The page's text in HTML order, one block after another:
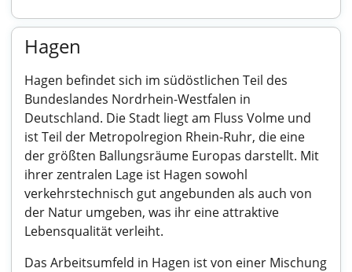
Hagen
Hagen befindet sich im südöstlichen Teil des
Bundeslandes Nordrhein-Westfalen in
Deutschland. Die Stadt liegt am Fluss Volme und
ist Teil der Metropolregion Rhein-Ruhr, die eine
der größten Ballungsräume Europas darstellt. Mit
ihrer zentralen Lage ist Hagen sowohl
verkehrstechnisch gut angebunden als auch von
der Natur umgeben, was ihr eine attraktive
Lebensqualität verleiht.
Das Arbeitsumfeld in Hagen ist von einer Mischung